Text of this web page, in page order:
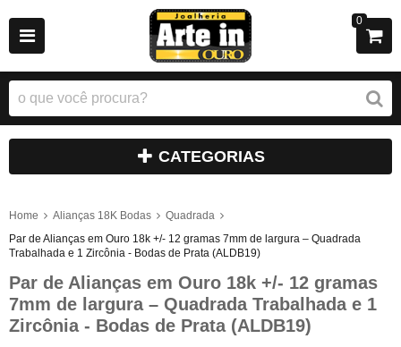
0
CATEGORIAS
Home Alianças 18K Bodas
Quadrada
Par de Alianças em Ouro 18k +/- 12 gramas 7mm de largura – Quadrada
Trabalhada e 1 Zircônia - Bodas de Prata (ALDB19)
Par de Alianças em Ouro 18k +/- 12 gramas
7mm de largura – Quadrada Trabalhada e 1
Zircônia - Bodas de Prata (ALDB19)